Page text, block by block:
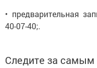
• предварительная
40-07-40;.
Следите за